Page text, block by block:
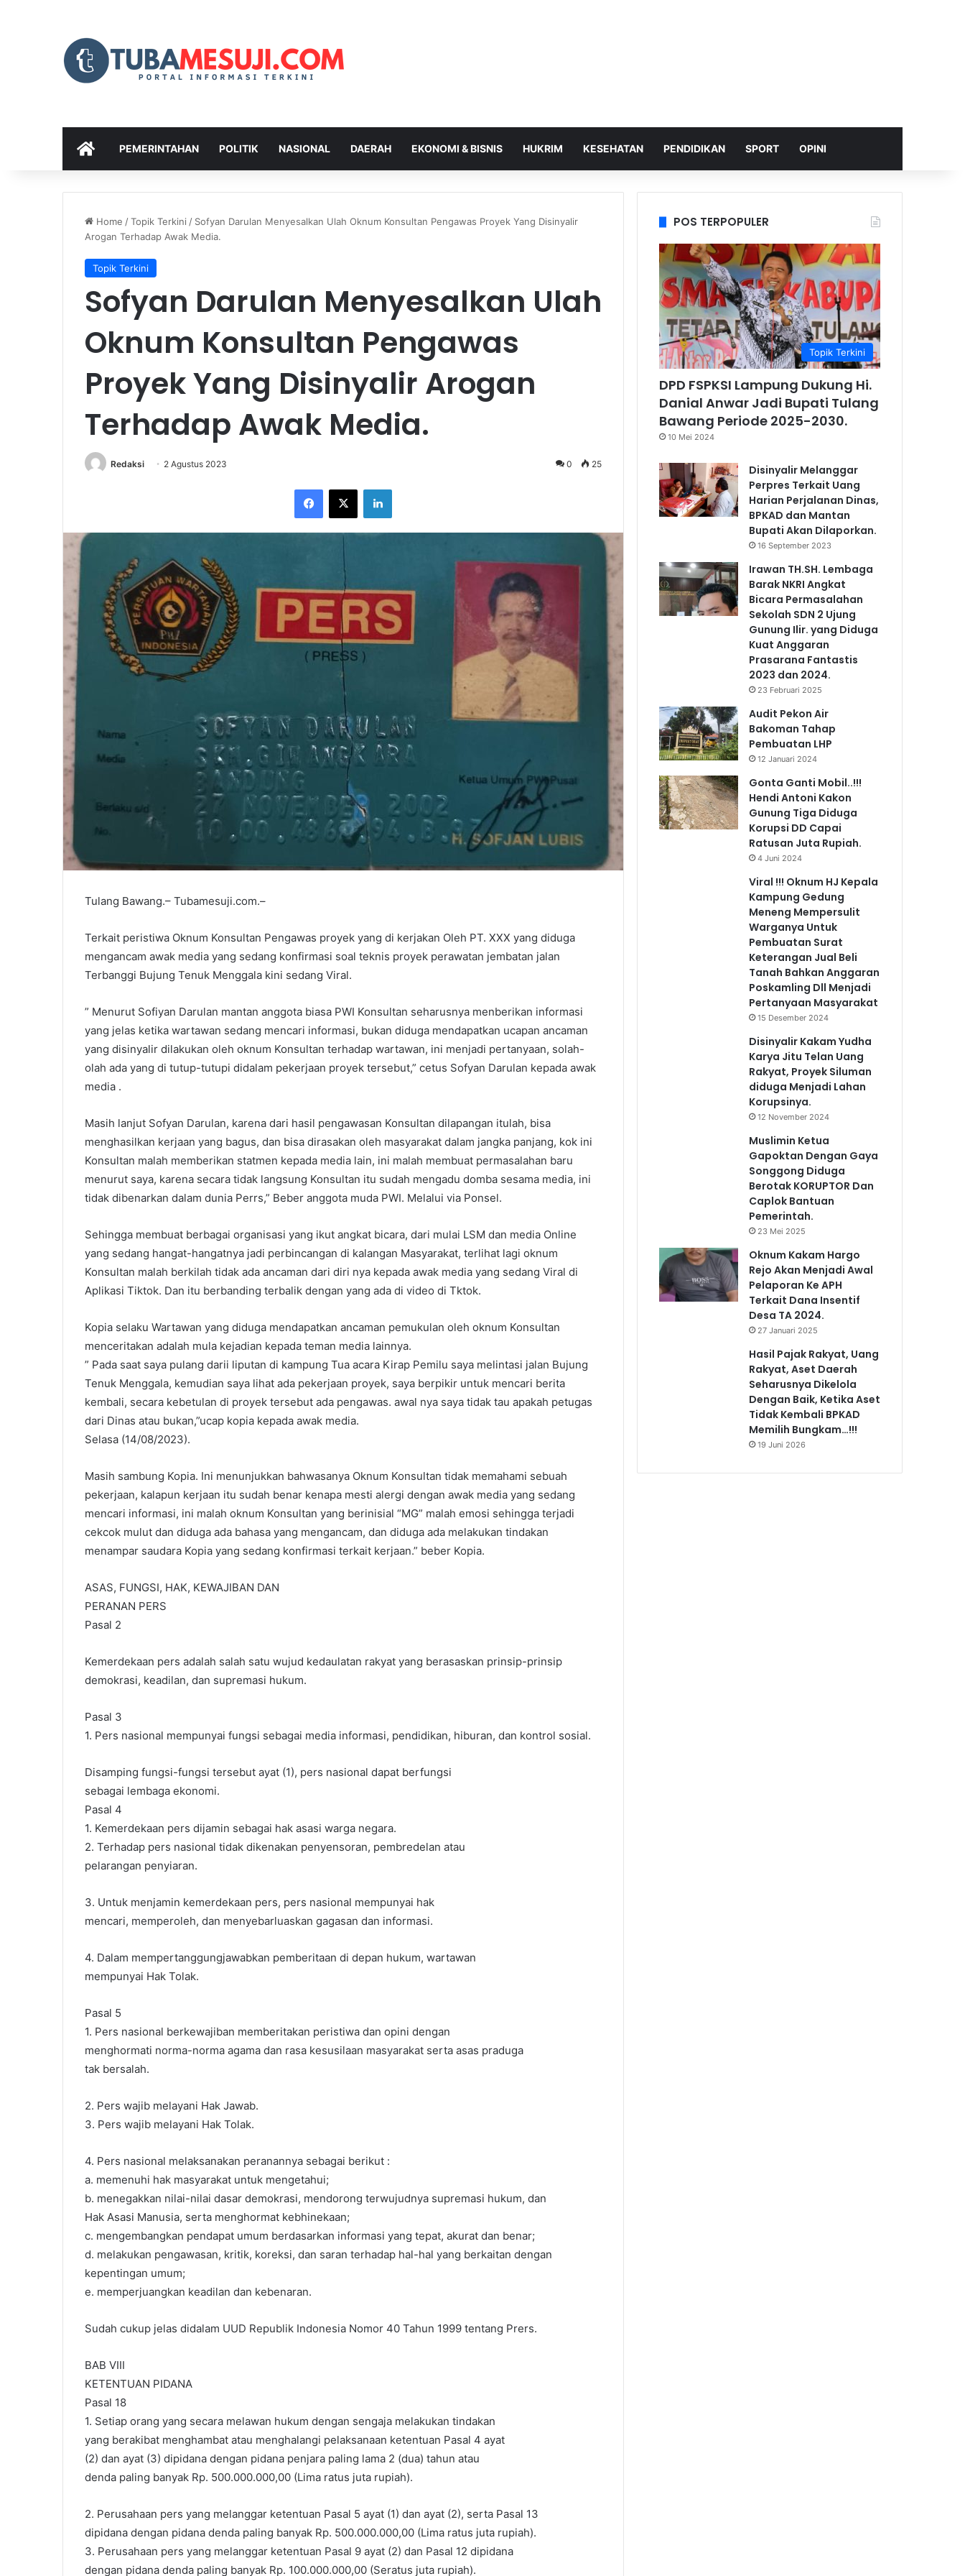
HOMEPEMERINTAHAN POLITIK NASIONAL DAERAH EKONOMI & BISNIS HUKRIM KESEHATAN PENDIDIKAN SPORT OPINI
Home /Topik Terkini / Sofyan Darulan Menyesalkan Ulah Oknum Konsultan Pengawas Proyek Yang Disinyalir
Arogan Terhadap Awak Media.
Topik Terkini
Sofyan Darulan Menyesalkan Ulah
Oknum Konsultan Pengawas
Proyek Yang Disinyalir Arogan
Terhadap Awak Media.
Redaksi 2 Agustus 2023 0 25
Facebook
X LinkedIn
Tulang Bawang.– Tubamesuji.com.–
Terkait peristiwa Oknum Konsultan Pengawas proyek yang di kerjakan Oleh PT. XXX yang diduga
mengancam awak media yang sedang konfirmasi soal teknis proyek perawatan jembatan jalan
Terbanggi Bujung Tenuk Menggala kini sedang Viral.
” Menurut Sofiyan Darulan mantan anggota biasa PWI Konsultan seharusnya menberikan informasi
yang jelas ketika wartawan sedang mencari informasi, bukan diduga mendapatkan ucapan ancaman
yang disinyalir dilakukan oleh oknum Konsultan terhadap wartawan, ini menjadi pertanyaan, solah-
olah ada yang di tutup-tutupi didalam pekerjaan proyek tersebut,” cetus Sofyan Darulan kepada awak
media .
Masih lanjut Sofyan Darulan, karena dari hasil pengawasan Konsultan dilapangan itulah, bisa
menghasilkan kerjaan yang bagus, dan bisa dirasakan oleh masyarakat dalam jangka panjang, kok ini
Konsultan malah memberikan statmen kepada media lain, ini malah membuat permasalahan baru
menurut saya, karena secara tidak langsung Konsultan itu sudah mengadu domba sesama media, ini
tidak dibenarkan dalam dunia Perrs,” Beber anggota muda PWI. Melalui via Ponsel.
Sehingga membuat berbagai organisasi yang ikut angkat bicara, dari mulai LSM dan media Online
yang sedang hangat-hangatnya jadi perbincangan di kalangan Masyarakat, terlihat lagi oknum
Konsultan malah berkilah tidak ada ancaman dari diri nya kepada awak media yang sedang Viral di
Aplikasi Tiktok. Dan itu berbanding terbalik dengan yang ada di video di Tktok.
Kopia selaku Wartawan yang diduga mendapatkan ancaman pemukulan oleh oknum Konsultan
menceritakan adalah mula kejadian kepada teman media lainnya.
” Pada saat saya pulang darii liputan di kampung Tua acara Kirap Pemilu saya melintasi jalan Bujung
Tenuk Menggala, kemudian saya lihat ada pekerjaan proyek, saya berpikir untuk mencari berita
kembali, secara kebetulan di proyek tersebut ada pengawas. awal nya saya tidak tau apakah petugas
dari Dinas atau bukan,”ucap kopia kepada awak media.
Selasa (14/08/2023).
Masih sambung Kopia. Ini menunjukkan bahwasanya Oknum Konsultan tidak memahami sebuah
pekerjaan, kalapun kerjaan itu sudah benar kenapa mesti alergi dengan awak media yang sedang
mencari informasi, ini malah oknum Konsultan yang berinisial “MG” malah emosi sehingga terjadi
cekcok mulut dan diduga ada bahasa yang mengancam, dan diduga ada melakukan tindakan
menampar saudara Kopia yang sedang konfirmasi terkait kerjaan.” beber Kopia.
ASAS, FUNGSI, HAK, KEWAJIBAN DAN
PERANAN PERS
Pasal 2
Kemerdekaan pers adalah salah satu wujud kedaulatan rakyat yang berasaskan prinsip-prinsip
demokrasi, keadilan, dan supremasi hukum.
Pasal 3
1. Pers nasional mempunyai fungsi sebagai media informasi, pendidikan, hiburan, dan kontrol sosial.
Disamping fungsi-fungsi tersebut ayat (1), pers nasional dapat berfungsi
sebagai lembaga ekonomi.
Pasal 4
1. Kemerdekaan pers dijamin sebagai hak asasi warga negara.
2. Terhadap pers nasional tidak dikenakan penyensoran, pembredelan atau
pelarangan penyiaran.
3. Untuk menjamin kemerdekaan pers, pers nasional mempunyai hak
mencari, memperoleh, dan menyebarluaskan gagasan dan informasi.
4. Dalam mempertanggungjawabkan pemberitaan di depan hukum, wartawan
mempunyai Hak Tolak.
Pasal 5
1. Pers nasional berkewajiban memberitakan peristiwa dan opini dengan
menghormati norma-norma agama dan rasa kesusilaan masyarakat serta asas praduga
tak bersalah.
2. Pers wajib melayani Hak Jawab.
3. Pers wajib melayani Hak Tolak.
4. Pers nasional melaksanakan peranannya sebagai berikut :
a. memenuhi hak masyarakat untuk mengetahui;
b. menegakkan nilai-nilai dasar demokrasi, mendorong terwujudnya supremasi hukum, dan
Hak Asasi Manusia, serta menghormat kebhinekaan;
c. mengembangkan pendapat umum berdasarkan informasi yang tepat, akurat dan benar;
d. melakukan pengawasan, kritik, koreksi, dan saran terhadap hal-hal yang berkaitan dengan
kepentingan umum;
e. memperjuangkan keadilan dan kebenaran.
Sudah cukup jelas didalam UUD Republik Indonesia Nomor 40 Tahun 1999 tentang Prers.
BAB VIII
KETENTUAN PIDANA
Pasal 18
1. Setiap orang yang secara melawan hukum dengan sengaja melakukan tindakan
yang berakibat menghambat atau menghalangi pelaksanaan ketentuan Pasal 4 ayat
(2) dan ayat (3) dipidana dengan pidana penjara paling lama 2 (dua) tahun atau
denda paling banyak Rp. 500.000.000,00 (Lima ratus juta rupiah).
2. Perusahaan pers yang melanggar ketentuan Pasal 5 ayat (1) dan ayat (2), serta Pasal 13
dipidana dengan pidana denda paling banyak Rp. 500.000.000,00 (Lima ratus juta rupiah).
3. Perusahaan pers yang melanggar ketentuan Pasal 9 ayat (2) dan Pasal 12 dipidana
dengan pidana denda paling banyak Rp. 100.000.000,00 (Seratus juta rupiah).
POS TERPOPULER
Topik Terkini
DPD FSPKSI Lampung Dukung Hi.
Danial Anwar Jadi Bupati Tulang
Bawang Periode 2025-2030.
10 Mei 2024
Disinyalir Melanggar
Perpres Terkait Uang
Harian Perjalanan Dinas,
BPKAD dan Mantan
Bupati Akan Dilaporkan.
16 September 2023
Irawan TH.SH. Lembaga
Barak NKRI Angkat
Bicara Permasalahan
Sekolah SDN 2 Ujung
Gunung Ilir. yang Diduga
Kuat Anggaran
Prasarana Fantastis
2023 dan 2024.
23 Februari 2025
Audit Pekon Air
Bakoman Tahap
Pembuatan LHP
12 Januari 2024
Gonta Ganti Mobil..!!!
Hendi Antoni Kakon
Gunung Tiga Diduga
Korupsi DD Capai
Ratusan Juta Rupiah.
4 Juni 2024
Viral !!! Oknum HJ Kepala
Kampung Gedung
Meneng Mempersulit
Warganya Untuk
Pembuatan Surat
Keterangan Jual Beli
Tanah Bahkan Anggaran
Poskamling Dll Menjadi
Pertanyaan Masyarakat
15 Desember 2024
Disinyalir Kakam Yudha
Karya Jitu Telan Uang
Rakyat, Proyek Siluman
diduga Menjadi Lahan
Korupsinya.
12 November 2024
Muslimin Ketua
Gapoktan Dengan Gaya
Songgong Diduga
Berotak KORUPTOR Dan
Caplok Bantuan
Pemerintah.
23 Mei 2025
Oknum Kakam Hargo
Rejo Akan Menjadi Awal
Pelaporan Ke APH
Terkait Dana Insentif
Desa TA 2024.
27 Januari 2025
Hasil Pajak Rakyat, Uang
Rakyat, Aset Daerah
Seharusnya Dikelola
Dengan Baik, Ketika Aset
Tidak Kembali BPKAD
Memilih Bungkam…!!!
19 Juni 2026